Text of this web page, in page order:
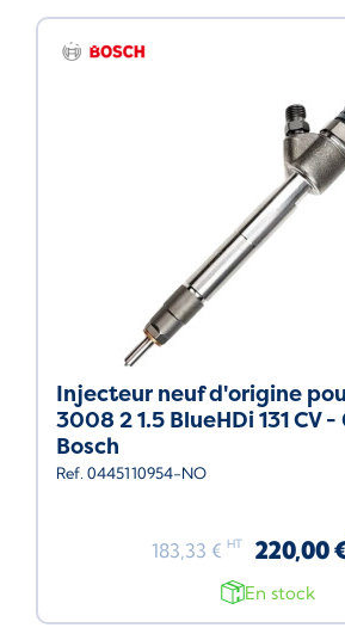
Neuf
Injecteur neuf d'origine
3008 2 1.5 BlueHDi 131 CV
Bosch
Ref. 0445110954-NO
183,33 € HT 220,00 €
En stock